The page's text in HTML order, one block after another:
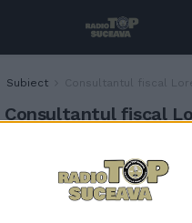
Subiect Consultantul fiscal
Consultantul fiscal
Orodonanța
cu numerar,